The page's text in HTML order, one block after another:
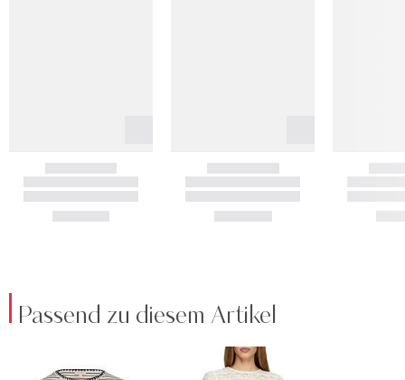
Passend zu diesem Artikel